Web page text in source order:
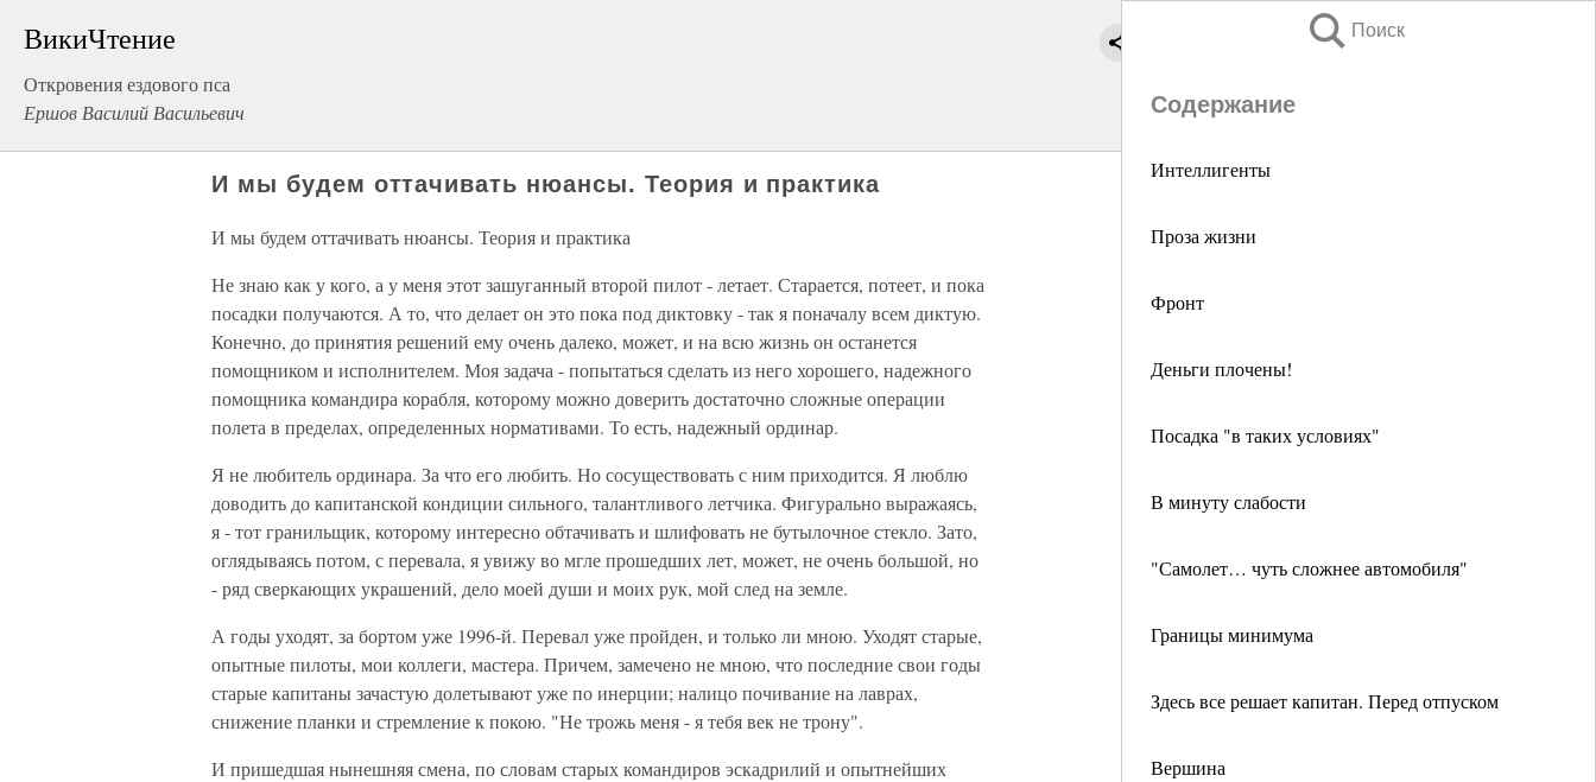
ВикиЧтение
Откровения ездового пса
Ершов Василий Васильевич
Поиск
Содержание
Интеллигенты
Проза жизни
Фронт
Деньги плочены!
Посадка "в таких условиях"
В минуту слабости
"Самолет… чуть сложнее автомобиля"
Границы минимума
Здесь все решает капитан. Перед отпуском
Вершина
И мы будем оттачивать нюансы. Теория и практика
И мы будем оттачивать нюансы. Теория и практика
Не знаю как у кого, а у меня этот зашуганный второй пилот - летает. Старается, потеет, и пока
посадки получаются. А то, что делает он это пока под диктовку - так я поначалу всем диктую.
Конечно, до принятия решений ему очень далеко, может, и на всю жизнь он останется
помощником и исполнителем. Моя задача - попытаться сделать из него хорошего, надежного
помощника командира корабля, которому можно доверить достаточно сложные операции
полета в пределах, определенных нормативами. То есть, надежный ординар.
Я не любитель ординара. За что его любить. Но сосуществовать с ним приходится. Я люблю
доводить до капитанской кондиции сильного, талантливого летчика. Фигурально выражаясь,
я - тот гранильщик, которому интересно обтачивать и шлифовать не бутылочное стекло. Зато,
оглядываясь потом, с перевала, я увижу во мгле прошедших лет, может, не очень большой, но
- ряд сверкающих украшений, дело моей души и моих рук, мой след на земле.
А годы уходят, за бортом уже 1996-й. Перевал уже пройден, и только ли мною. Уходят старые,
опытные пилоты, мои коллеги, мастера. Причем, замечено не мною, что последние свои годы
старые капитаны зачастую долетывают уже по инерции; налицо почивание на лаврах,
снижение планки и стремление к покою. "Не трожь меня - я тебя век не трону".
И пришедшая нынешняя смена, по словам старых командиров эскадрилий и опытнейших